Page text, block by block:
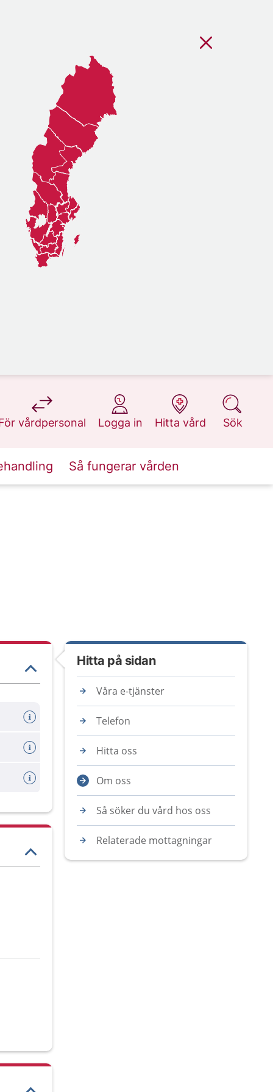
vårdpersonal
på 1177.se
Logga in
på 1177.se
Hitta vård
på 1177.se
Sök
på 1177.se
Så fungerar vården
Hitta på sidan
Våra e-tjänster
Telefon
Hitta oss
Om oss
Så söker du vård hos oss
Relaterade mottagningar